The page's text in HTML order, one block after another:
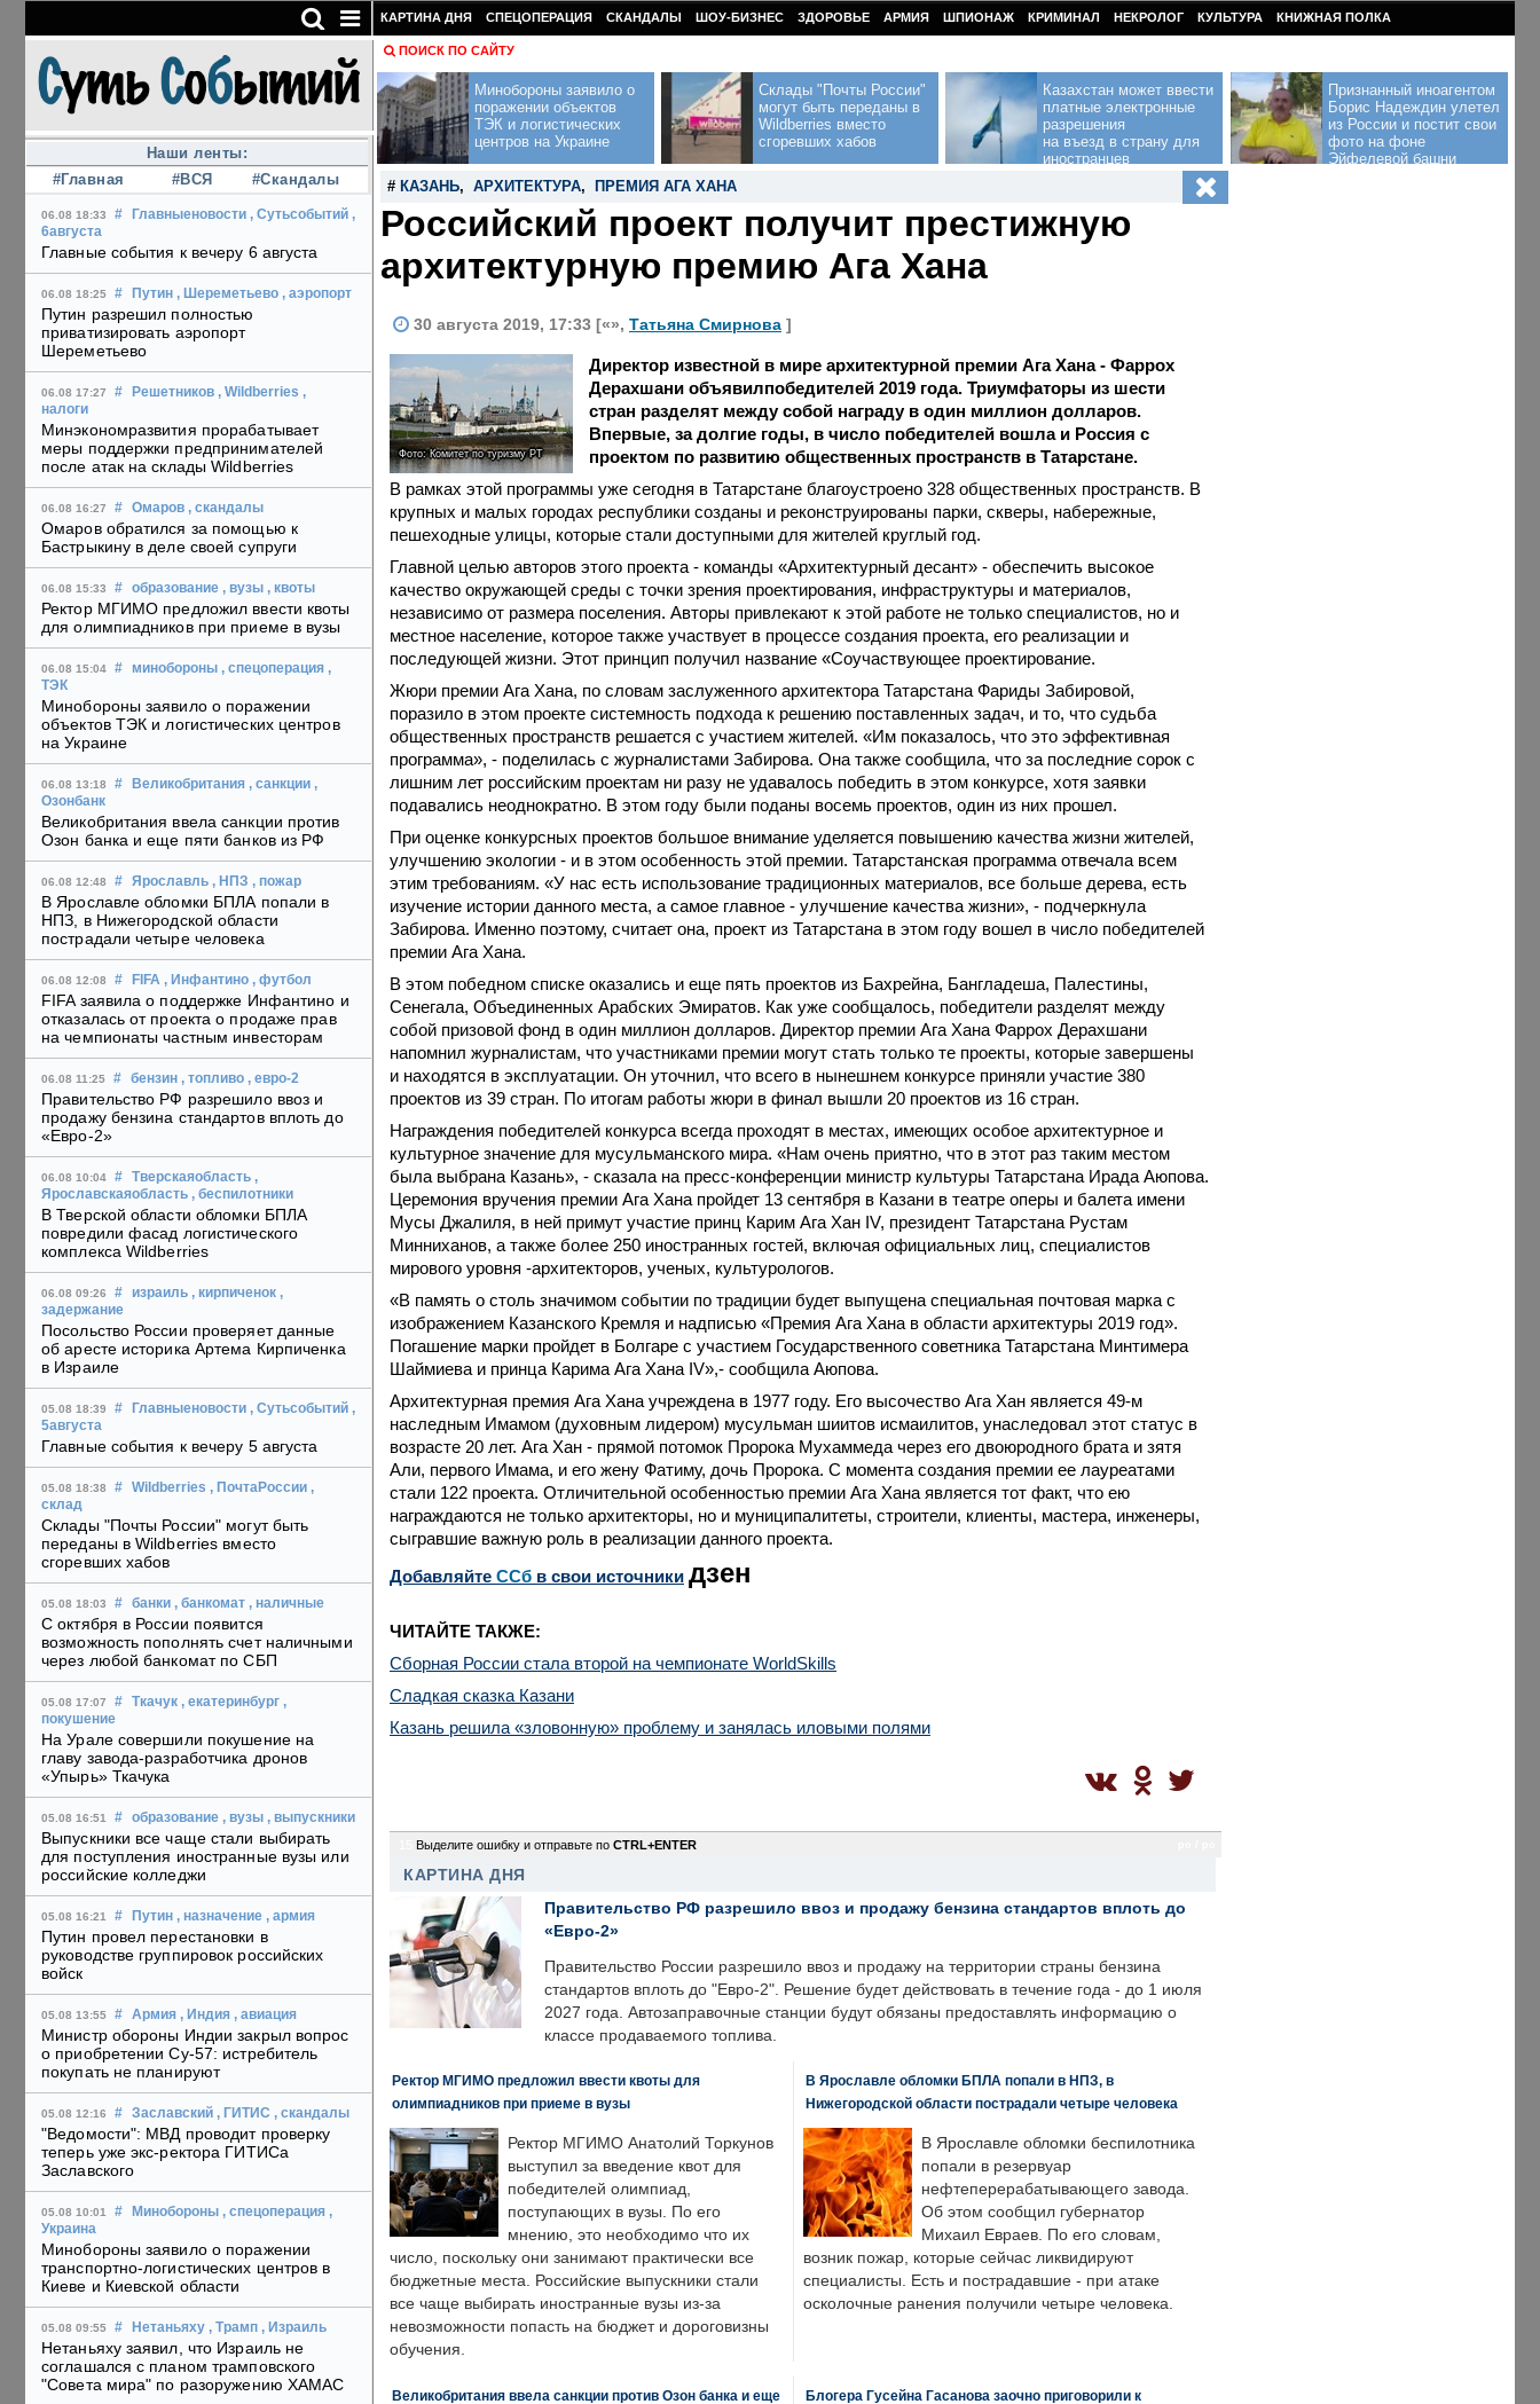
Наши ленты:
#Главная
#ВСЯ #Скандалы
06.08 18:33 # Главныеновости , Сутьсобытий ,
6августа
Главные события к вечеру 6 августа
06.08 18:25 # Путин , Шереметьево , аэропорт
Путин разрешил полностью
приватизировать аэропорт
Шереметьево
06.08 17:27 # Решетников , Wildberries ,
налоги
Минэкономразвития прорабатывает
меры поддержки предпринимателей
после атак на склады Wildberries
06.08 16:27 # Омаров , скандалы
Омаров обратился за помощью к
Бастрыкину в деле своей супруги
06.08 15:33 # образование , вузы , квоты
Ректор МГИМО предложил ввести квоты
для олимпиадников при приеме в вузы
06.08 15:04 # минобороны , спецоперация ,
ТЭК
Минобороны заявило о поражении
объектов ТЭК и логистических центров
на Украине
06.08 13:18 # Великобритания , санкции ,
Озонбанк
Великобритания ввела санкции против
Озон банка и еще пяти банков из РФ
06.08 12:48 # Ярославль , НПЗ , пожар
В Ярославле обломки БПЛА попали в
НПЗ, в Нижегородской области
пострадали четыре человека
06.08 12:08 # FIFA , Инфантино , футбол
FIFA заявила о поддержке Инфантино и
отказалась от проекта о продаже прав
на чемпионаты частным инвесторам
06.08 11:25 # бензин , топливо , евро-2
Правительство РФ разрешило ввоз и
продажу бензина стандартов вплоть до
«Евро-2»
06.08 10:04 # Тверскаяобласть ,
Ярославскаяобласть , беспилотники
В Тверской области обломки БПЛА
повредили фасад логистического
комплекса Wildberries
06.08 09:26 # израиль , кирпиченок ,
задержание
Посольство России проверяет данные
об аресте историка Артема Кирпиченка
в Израиле
05.08 18:39 # Главныеновости , Сутьсобытий ,
5августа
Главные события к вечеру 5 августа
05.08 18:38 # Wildberries , ПочтаРоссии ,
склад
Склады "Почты России" могут быть
переданы в Wildberries вместо
сгоревших хабов
05.08 18:03 # банки , банкомат , наличные
С октября в России появится
возможность пополнять счет наличными
через любой банкомат по СБП
05.08 17:07 # Ткачук , екатеринбург ,
покушение
На Урале совершили покушение на
главу завода-разработчика дронов
«Упырь» Ткачука
05.08 16:51 # образование , вузы , выпускники
Выпускники все чаще стали выбирать
для поступления иностранные вузы или
российские колледжи
05.08 16:21 # Путин , назначение , армия
Путин провел перестановки в
руководстве группировок российских
войск
05.08 13:55 # Армия , Индия , авиация
Министр обороны Индии закрыл вопрос
о приобретении Су-57: истребитель
покупать не планируют
05.08 12:16 # Заславский , ГИТИС , скандалы
"Ведомости": МВД проводит проверку
теперь уже экс-ректора ГИТИСа
Заславского
05.08 10:01 # Минобороны , спецоперация ,
Украина
Минобороны заявило о поражении
транспортно-логистических центров в
Киеве и Киевской области
05.08 09:55 # Нетаньяху , Трамп , Израиль
Нетаньяху заявил, что Израиль не
соглашался с планом трамповского
"Совета мира" по разоружению ХАМАС
КАРТИНА ДНЯ СПЕЦОПЕРАЦИЯ СКАНДАЛЫ ШОУ-БИЗНЕС ЗДОРОВЬЕ АРМИЯ ШПИОНАЖ КРИМИНАЛ НЕКРОЛОГ КУЛЬТУРА КНИЖНАЯ ПОЛКА
ПОИСК ПО САЙТУ
Минобороны заявило о
поражении объектов
ТЭК и логистических
центров на Украине
Склады "Почты России"
могут быть переданы в
Wildberries вместо
сгоревших хабов
Казахстан может ввести
платные электронные
разрешения
на въезд в страну для
иностранцев
Признанный иноагентом
Борис Надеждин улетел
из России и постит свои
фото на фоне
Эйфелевой башни
# КАЗАНЬ, АРХИТЕКТУРА, ПРЕМИЯ АГА ХАНА
Российский проект получит престижную
архитектурную премию Ага Хана
30 августа 2019, 17:33 [«», Татьяна Смирнова ]
Фото: Комитет по туризму РТ
Директор известной в мире архитектурной премии Ага Хана - Фаррох
Дерахшани объявилпобедителей 2019 года. Триумфаторы из шести
стран разделят между собой награду в один миллион долларов.
Впервые, за долгие годы, в число победителей вошла и Россия с
проектом по развитию общественных пространств в Татарстане.
В рамках этой программы уже сегодня в Татарстане благоустроено 328 общественных пространств. В
крупных и малых городах республики созданы и реконструированы парки, скверы, набережные,
пешеходные улицы, которые стали доступными для жителей круглый год.
Главной целью авторов этого проекта - команды «Архитектурный десант» - обеспечить высокое
качество окружающей среды с точки зрения проектирования, инфраструктуры и материалов,
независимо от размера поселения. Авторы привлекают к этой работе не только специалистов, но и
местное население, которое также участвует в процессе создания проекта, его реализации и
последующей жизни. Этот принцип получил название «Соучаствующее проектирование.
Жюри премии Ага Хана, по словам заслуженного архитектора Татарстана Фариды Забировой,
поразило в этом проекте системность подхода к решению поставленных задач, и то, что судьба
общественных пространств решается с участием жителей. «Им показалось, что это эффективная
программа», - поделилась с журналистами Забирова. Она также сообщила, что за последние сорок с
лишним лет российским проектам ни разу не удавалось победить в этом конкурсе, хотя заявки
подавались неоднократно. В этом году были поданы восемь проектов, один из них прошел.
При оценке конкурсных проектов большое внимание уделяется повышению качества жизни жителей,
улучшению экологии - и в этом особенность этой премии. Татарстанская программа отвечала всем
этим требованиям. «У нас есть использование традиционных материалов, все больше дерева, есть
изучение истории данного места, а самое главное - улучшение качества жизни», - подчеркнула
Забирова. Именно поэтому, считает она, проект из Татарстана в этом году вошел в число победителей
премии Ага Хана.
В этом победном списке оказались и еще пять проектов из Бахрейна, Бангладеша, Палестины,
Сенегала, Объединенных Арабских Эмиратов. Как уже сообщалось, победители разделят между
собой призовой фонд в один миллион долларов. Директор премии Ага Хана Фаррох Дерахшани
напомнил журналистам, что участниками премии могут стать только те проекты, которые завершены
и находятся в эксплуатации. Он уточнил, что всего в нынешнем конкурсе приняли участие 380
проектов из 39 стран. По итогам работы жюри в финал вышли 20 проектов из 16 стран.
Награждения победителей конкурса всегда проходят в местах, имеющих особое архитектурное и
культурное значение для мусульманского мира. «Нам очень приятно, что в этот раз таким местом
была выбрана Казань», - сказала на пресс-конференции министр культуры Татарстана Ирада Аюпова.
Церемония вручения премии Ага Хана пройдет 13 сентября в Казани в театре оперы и балета имени
Мусы Джалиля, в ней примут участие принц Карим Ага Хан IV, президент Татарстана Рустам
Минниханов, а также более 250 иностранных гостей, включая официальных лиц, специалистов
мирового уровня -архитекторов, ученых, культурологов.
«В память о столь значимом событии по традиции будет выпущена специальная почтовая марка с
изображением Казанского Кремля и надписью «Премия Ага Хана в области архитектуры 2019 год».
Погашение марки пройдет в Болгаре с участием Государственного советника Татарстана Минтимера
Шаймиева и принца Карима Ага Хана IV»,- сообщила Аюпова.
Архитектурная премия Ага Хана учреждена в 1977 году. Его высочество Ага Хан является 49-м
наследным Имамом (духовным лидером) мусульман шиитов исмаилитов, унаследовал этот статус в
возрасте 20 лет. Ага Хан - прямой потомок Пророка Мухаммеда через его двоюродного брата и зятя
Али, первого Имама, и его жену Фатиму, дочь Пророка. С момента создания премии ее лауреатами
стали 122 проекта. Отличительной особенностью премии Ага Хана является тот факт, что ею
награждаются не только архитекторы, но и муниципалитеты, строители, клиенты, мастера, инженеры,
сыгравшие важную роль в реализации данного проекта.
Добавляйте CСб в свои источники дзен
ЧИТАЙТЕ ТАКЖЕ:
Сборная России стала второй на чемпионате WorldSkills
Сладкая сказка Казани
Казань решила «зловонную» проблему и занялась иловыми полями
Выделите ошибку и отправьте по CTRL+ENTER
КАРТИНА ДНЯ
Правительство РФ разрешило ввоз и продажу бензина стандартов вплоть до
«Евро-2»
Правительство России разрешило ввоз и продажу на территории страны бензина
стандартов вплоть до "Евро-2". Решение будет действовать в течение года - до 1 июля
2027 года. Автозаправочные станции будут обязаны предоставлять информацию о
классе продаваемого топлива.
Ректор МГИМО предложил ввести квоты для
олимпиадников при приеме в вузы
Ректор МГИМО Анатолий Торкунов
выступил за введение квот для
победителей олимпиад,
поступающих в вузы. По его
мнению, это необходимо что их
число, поскольку они занимают практически все
бюджетные места. Российские выпускники стали
все чаще выбирать иностранные вузы из-за
невозможности попасть на бюджет и дороговизны
обучения.
В Ярославле обломки БПЛА попали в НПЗ, в
Нижегородской области пострадали четыре человека
В Ярославле обломки беспилотника
попали в резервуар
нефтеперерабатывающего завода.
Об этом сообщил губернатор
Михаил Евраев. По его словам,
возник пожар, которые сейчас ликвидируют
специалисты. Есть и пострадавшие - при атаке
осколочные ранения получили четыре человека.
Великобритания ввела санкции против Озон банка и еще
Блогера Гусейна Гасанова заочно приговорили к